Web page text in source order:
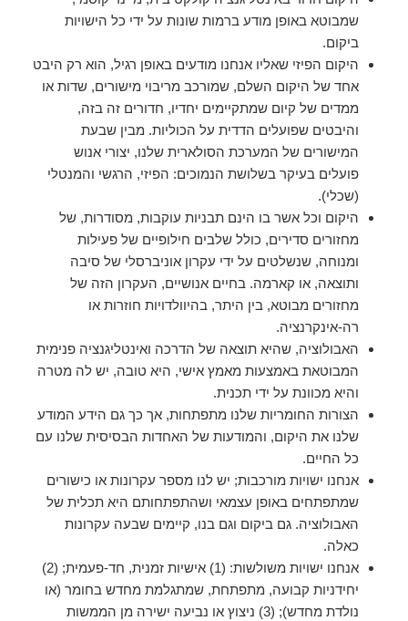
שמבוטא באופן מודע ברמות שונות על ידי כל הישויות
ביקום.
היקום הפיזי שאליו אנחנו מודעים באופן רגיל, הוא רק היבט
אחד של היקום השלם, שמורכב מריבוי מישורים, שדות או
ממדים של קיום שמתקיימים יחדיו, חדורים זה בזה,
והיבטים שפועלים הדדית על הכוליות. מבין שבעת
המישורים של המערכת הסולארית שלנו, יצורי אנוש
פועלים בעיקר בשלושת הנמוכים: הפיזי, הרגשי והמנטלי
(שכלי).
היקום וכל אשר בו הינם תבניות עוקבות, מסודרות, של
מחזורים סדירים, כולל שלבים חילופיים של פעילות
ומנוחה, שנשלטים על ידי עקרון אוניברסלי של סיבה
ותוצאה, או קארמה. בחיים אנושיים, העקרון הזה של
מחזורים מבוטא, בין היתר, בהיוולדויות חוזרות או
רה-אינקרנציה.
האבולוציה, שהיא תוצאה של הדרכה ואינטליגנציה פנימית
המבוטאת באמצעות מאמץ אישי, היא טובה, יש לה מטרה
והיא מכוונת על ידי תכנית.
הצורות החומריות שלנו מתפתחות, אך כך גם הידע המודע
שלנו את היקום, והמודעות של האחדות הבסיסית שלנו עם
כל החיים.
אנחנו ישויות מורכבות; יש לנו מספר עקרונות או כישורים
שמתפתחים באופן עצמאי ושהתפתחותם היא תכלית של
האבולוציה. גם ביקום וגם בנו, קיימים שבעה עקרונות
כאלה.
אנחנו ישויות משולשות: (1) אישיות זמנית, חד-פעמית; (2)
יחידניות קבועה, מתפתחת, שמתגלמת מחדש בחומר (או
נולדת מחדש); (3) ניצוץ או נביעה ישירה מן הממשות